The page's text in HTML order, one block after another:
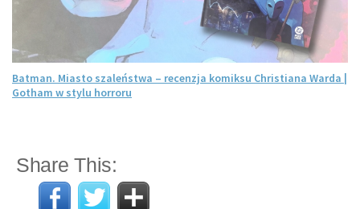
Batman. Miasto szaleństwa – recenzja komiksu Christiana Warda |
Gotham w stylu horroru
Share This: